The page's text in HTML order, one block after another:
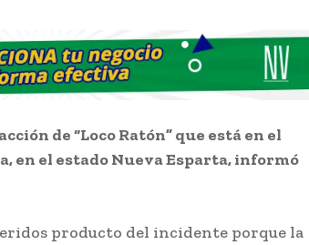
de “Loco Ratón” que está en el
en el estado Nueva Esparta, informó
producto del incidente porque la